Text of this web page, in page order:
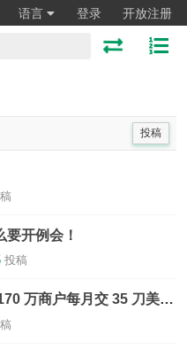
语言 登录 开放注册
投稿
开例会！
投稿
Shopify 第 2 篇：怎么让 170 万商户每月交 35 刀美金？